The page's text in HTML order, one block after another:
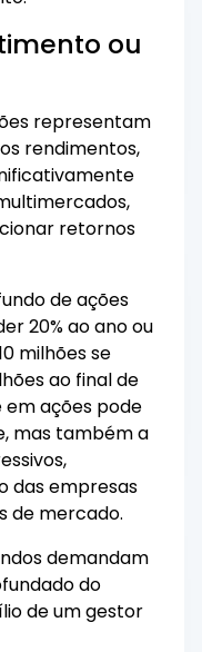
ou
representam
rendimentos,
retornos
de ações
20% ao ano ou
milhões se
ao final de
ações pode
mas também a
das empresas
de mercado.
demandam
do
de um gestor